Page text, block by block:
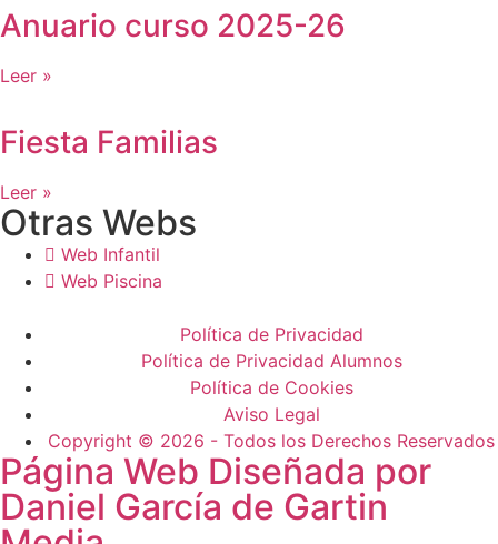
Anuario curso 2025-26
Leer »
Fiesta Familias
Leer »
Otras Webs
Web Infantil
Web Piscina
Política de Privacidad
Política de Privacidad Alumnos
Política de Cookies
Aviso Legal
Copyright © 2026 - Todos los Derechos Reservados
Página Web Diseñada por
Daniel García de Gartin